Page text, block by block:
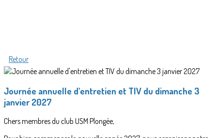
Retour
Journée annuelle d'entretien et TIV du dimanche 3
janvier 2027
Chers membres du club USM Plongée,